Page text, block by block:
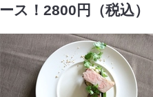
ース！2800円（税込）